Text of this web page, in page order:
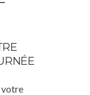
votre